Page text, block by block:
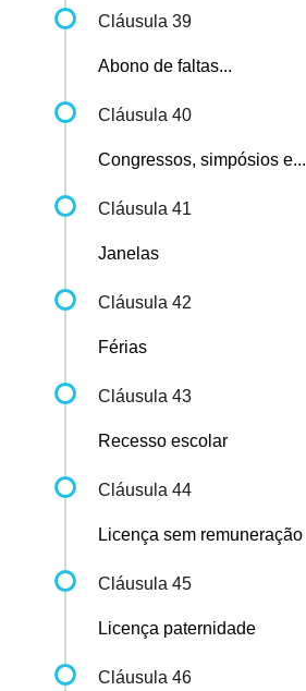
Cláusula 39
Abono de faltas...
Cláusula 40
Congressos, simpósios e...
Cláusula 41
Janelas
Cláusula 42
Férias
Cláusula 43
Recesso escolar
Cláusula 44
Licença sem remuneração
Cláusula 45
Licença paternidade
Cláusula 46